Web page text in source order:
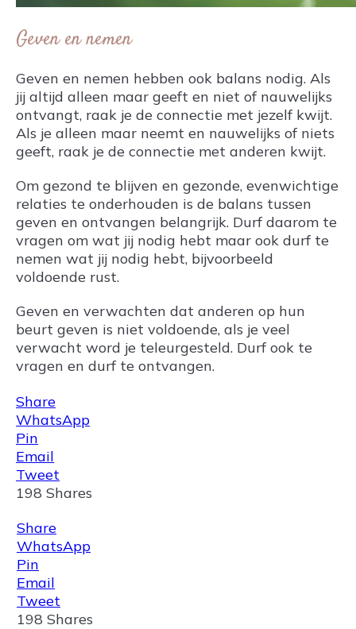
Geven en nemen
Geven en nemen hebben ook balans nodig. Als
jij altijd alleen maar geeft en niet of nauwelijks
ontvangt, raak je de connectie met jezelf kwijt.
Als je alleen maar neemt en nauwelijks of niets
geeft, raak je de connectie met anderen kwijt.
Om gezond te blijven en gezonde, evenwichtige
relaties te onderhouden is de balans tussen
geven en ontvangen belangrijk. Durf daarom te
vragen om wat jij nodig hebt maar ook durf te
nemen wat jij nodig hebt, bijvoorbeeld
voldoende rust.
Geven en verwachten dat anderen op hun
beurt geven is niet voldoende, als je veel
verwacht word je teleurgesteld. Durf ook te
vragen en durf te ontvangen.
Share
WhatsApp
Pin
Email
Tweet
198 Shares
Share
WhatsApp
Pin
Email
Tweet
198 Shares